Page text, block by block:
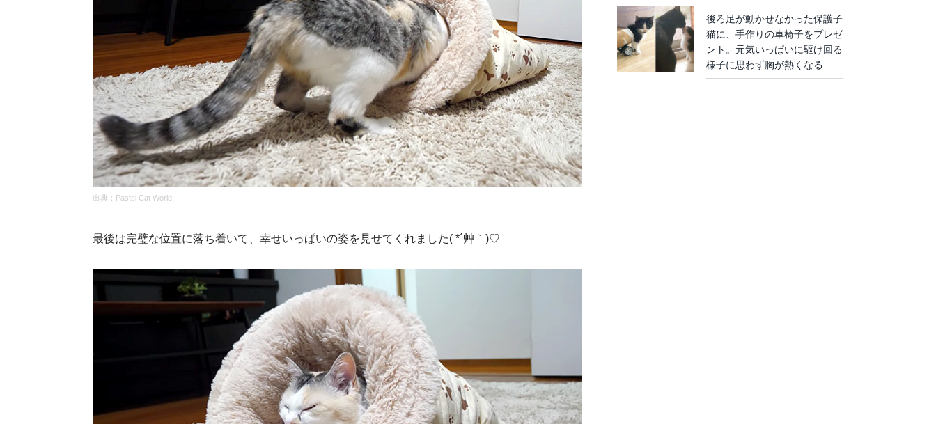
出典：Pastel Cat World
最後は完璧な位置に落ち着いて、幸せいっぱいの姿を見せてくれました( *´艸｀)♡
後ろ足が動かせなかった保護子
猫に、手作りの車椅子をプレゼ
ント。元気いっぱいに駆け回る
様子に思わず胸が熱くなる